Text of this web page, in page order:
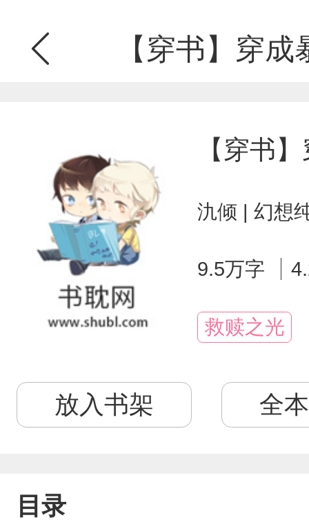
【穿书】穿
【穿书
氿倾 | 幻想
9.5万字
救赎之光
放入书架 全
目录